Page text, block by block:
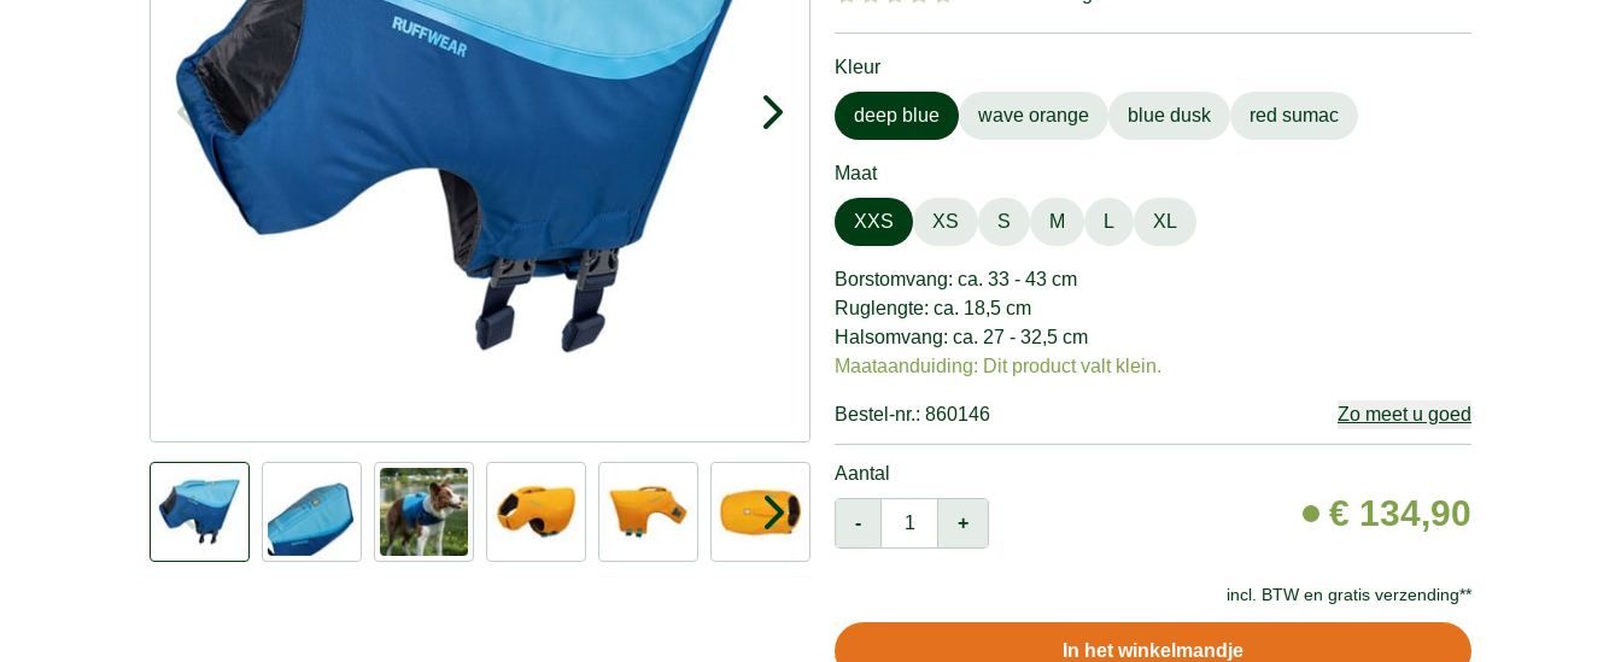
Kleur
deep blue wave orange blue dusk red sumac
Maat
XXS XS S M L XL
Borstomvang: ca. 33 - 43 cm
Ruglengte: ca. 18,5 cm
Halsomvang: ca. 27 - 32,5 cm
Maataanduiding: Dit product valt klein.
Bestel-nr.: 860146 Zo meet u goed
Aantal
- + € 134,90
incl. BTW en gratis verzending**
In het winkelmandje